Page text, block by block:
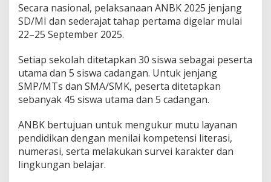
Secara nasional, pelaksanaan ANBK 2025 jenjang
SD/MI dan sederajat tahap pertama digelar mulai
22–25 September 2025.
Setiap sekolah ditetapkan 30 siswa sebagai peserta
utama dan 5 siswa cadangan. Untuk jenjang
SMP/MTs dan SMA/SMK, peserta ditetapkan
sebanyak 45 siswa utama dan 5 cadangan.
ANBK bertujuan untuk mengukur mutu layanan
pendidikan dengan menilai kompetensi literasi,
numerasi, serta melakukan survei karakter dan
lingkungan belajar.